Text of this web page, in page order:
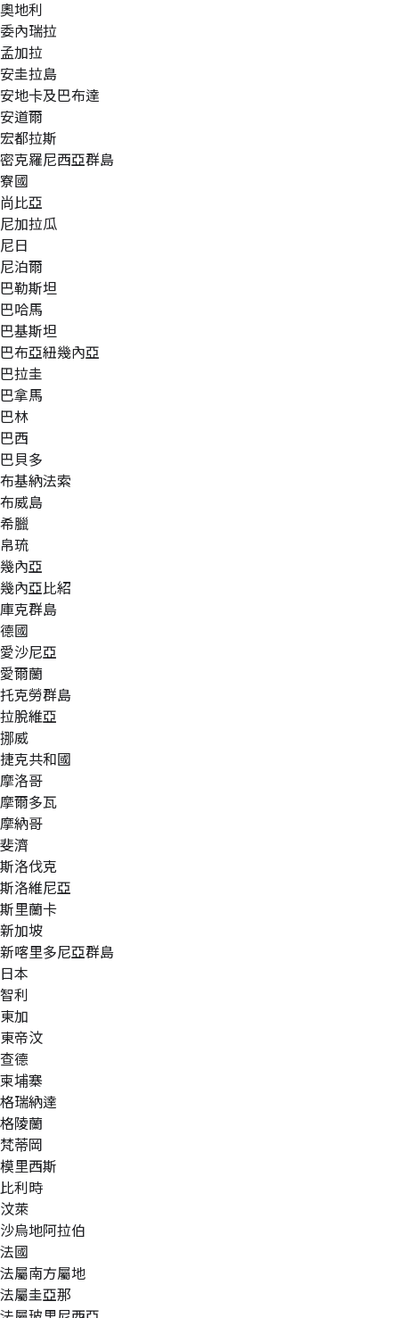
奧地利
委內瑞拉
孟加拉
安圭拉島
安地卡及巴布達
安道爾
宏都拉斯
密克羅尼西亞群島
寮國
尚比亞
尼加拉瓜
尼日
尼泊爾
巴勒斯坦
巴哈馬
巴基斯坦
巴布亞紐幾內亞
巴拉圭
巴拿馬
巴林
巴西
巴貝多
布基納法索
布威島
希臘
帛琉
幾內亞
幾內亞比紹
庫克群島
德國
愛沙尼亞
愛爾蘭
托克勞群島
拉脫維亞
挪威
捷克共和國
摩洛哥
摩爾多瓦
摩納哥
斐濟
斯洛伐克
斯洛維尼亞
斯里蘭卡
新加坡
新喀里多尼亞群島
日本
智利
東加
東帝汶
查德
柬埔寨
格瑞納達
格陵蘭
梵蒂岡
模里西斯
比利時
汶萊
沙烏地阿拉伯
法國
法屬南方屬地
法屬圭亞那